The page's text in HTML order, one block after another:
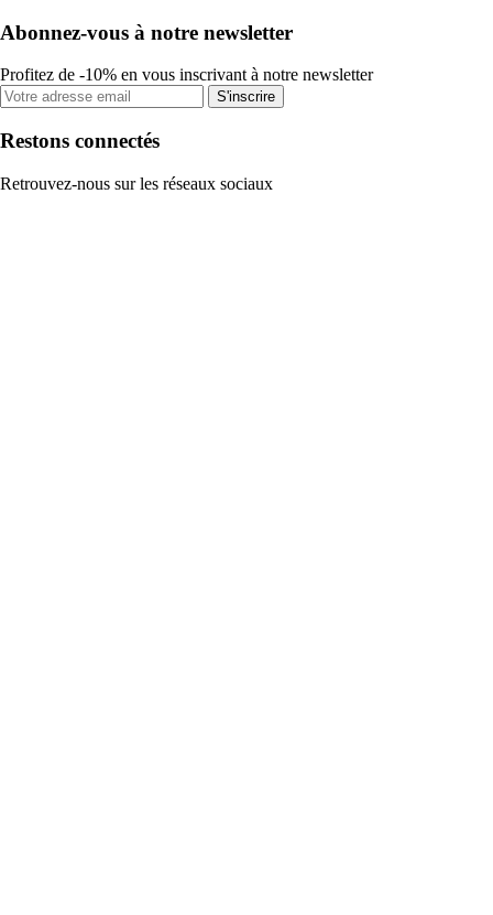
Abonnez-vous à notre newsletter
Profitez de -10% en vous inscrivant à notre newsletter
S'inscrire
Restons connectés
Retrouvez-nous sur les réseaux sociaux